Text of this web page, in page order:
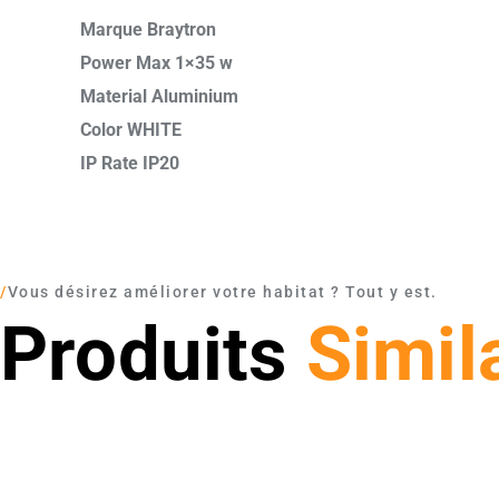
Marque Braytron
Power Max 1×35 w
Material Aluminium
Color WHITE
IP Rate IP20
/Vous désirez améliorer votre habitat ? Tout y est.
Produits